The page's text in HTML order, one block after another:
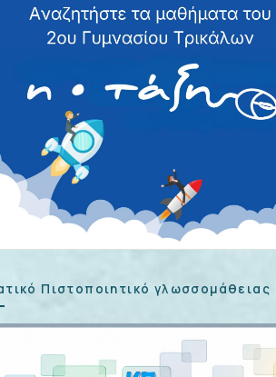
Πιστοποιητικό γλωσσομάθειας